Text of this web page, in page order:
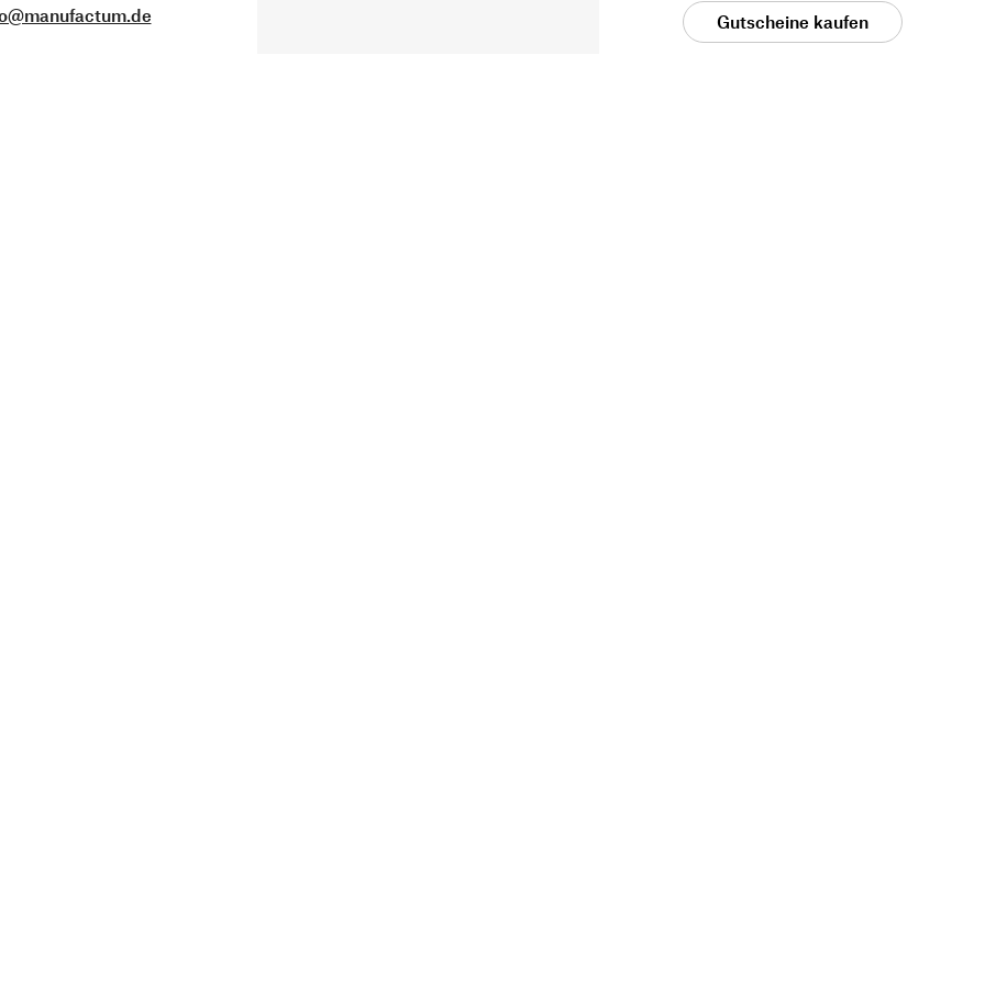
Gutscheine kaufen